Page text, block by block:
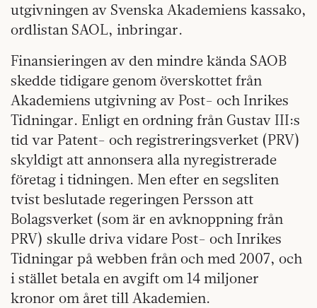
utgivningen av Svenska Akademiens kassako,
ordlistan SAOL, inbringar.
Finansieringen av den mindre kända SAOB
skedde tidigare genom överskottet från
Akademiens utgivning av Post- och Inrikes
Tidningar. Enligt en ordning från Gustav III:s
tid var Patent- och registreringsverket (PRV)
skyldigt att annonsera alla nyregistrerade
företag i tidningen. Men efter en segsliten
tvist beslutade regeringen Persson att
Bolagsverket (som är en avknoppning från
PRV) skulle driva vidare Post- och Inrikes
Tidningar på webben från och med 2007, och
i stället betala en avgift om 14 miljoner
kronor om året till Akademien.